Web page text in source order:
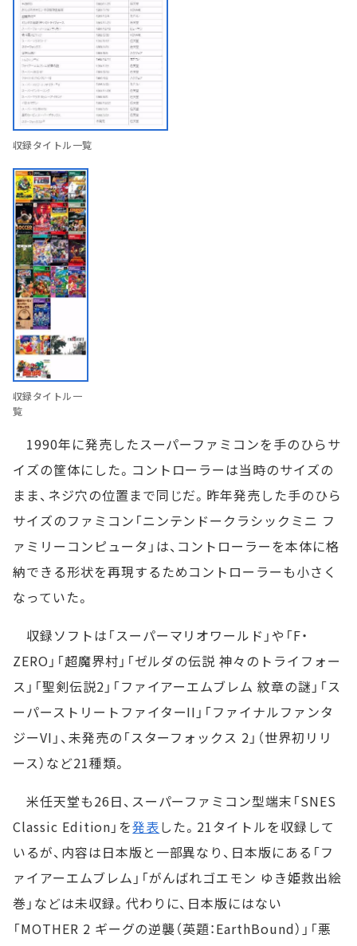
収録タイトル一覧
収録タイトル一
覧
1990年に発売したスーパーファミコンを手のひらサ
イズの筐体にした。コントローラーは当時のサイズの
まま、ネジ穴の位置まで同じだ。昨年発売した手のひら
サイズのファミコン「ニンテンドークラシックミニ フ
ァミリーコンピュータ」は、コントローラーを本体に格
納できる形状を再現するためコントローラーも小さく
なっていた。
収録ソフトは「スーパーマリオワールド」や「F・
ZERO」「超魔界村」「ゼルダの伝説 神々のトライフォー
ス」「聖剣伝説2」「ファイアーエムブレム 紋章の謎」「ス
ーパーストリートファイターII」「ファイナルファンタ
ジーVI」、未発売の「スターフォックス 2」（世界初リリ
ース）など21種類。
米任天堂も26日、スーパーファミコン型端末「SNES
Classic Edition」を発表した。21タイトルを収録して
いるが、内容は日本版と一部異なり、日本版にある「フ
ァイアーエムブレム」「がんばれゴエモン ゆき姫救出絵
巻」などは未収録。代わりに、日本版にはない
「MOTHER 2 ギーグの逆襲（英題：EarthBound）」「悪